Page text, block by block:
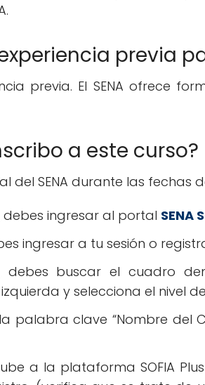
previa
previa. El SENA ofrece
a este curso?
del SENA durante las fechas
debes ingresar al portal SENA
ingresar a tu sesión o
debes buscar el cuadro
y selecciona el nivel
palabra clave “Nombre del
a la plataforma SOFIA